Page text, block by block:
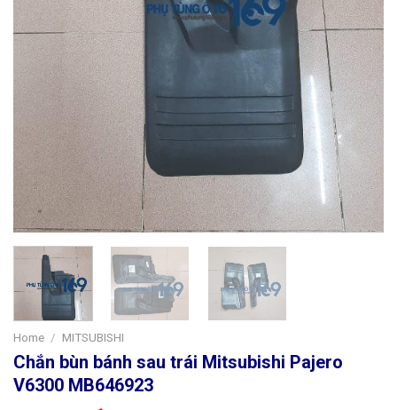
Home / MITSUBISHI
Chắn bùn bánh sau trái Mitsubishi Pajero
V6300 MB646923